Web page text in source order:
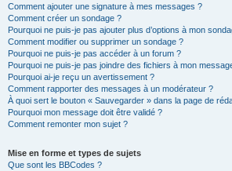
Comment ajouter une signature à mes messages ?
Comment créer un sondage ?
Pourquoi ne puis-je pas ajouter plus d’options à mon
Comment modifier ou supprimer un sondage ?
Pourquoi ne puis-je pas accéder à un forum ?
Pourquoi ne puis-je pas joindre des fichiers à mon
Pourquoi ai-je reçu un avertissement ?
Comment rapporter des messages à un modérateur ?
À quoi sert le bouton « Sauvegarder » dans la page de
Pourquoi mon message doit être validé ?
Comment remonter mon sujet ?
Mise en forme et types de sujets
Que sont les BBCodes ?